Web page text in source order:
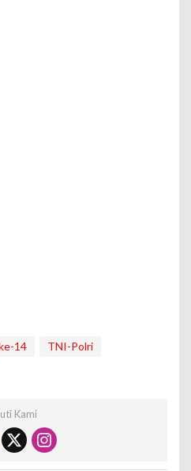
14 TNI-Polri
Kami